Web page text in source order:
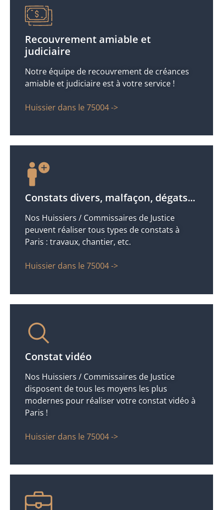
Recouvrement amiable et
judiciaire
Notre équipe de recouvrement de créances
amiable et judiciaire est à votre service !
Huissier dans le 75004 ->
Constats divers, malfaçon, dégats...
Nos Huissiers / Commissaires de Justice
peuvent réaliser tous types de constats à
Paris : travaux, chantier, etc.
Huissier dans le 75004 ->
Constat vidéo
Nos Huissiers / Commissaires de Justice
disposent de tous les moyens les plus
modernes pour réaliser votre constat vidéo à
Paris !
Huissier dans le 75004 ->